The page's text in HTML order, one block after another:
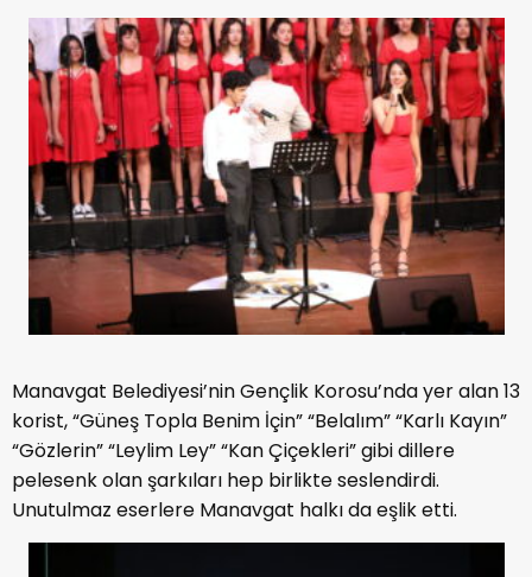
Manavgat Belediyesi’nin Gençlik Korosu’nda yer alan 13
korist, “Güneş Topla Benim İçin” “Belalım” “Karlı Kayın”
“Gözlerin” “Leylim Ley” “Kan Çiçekleri” gibi dillere
pelesenk olan şarkıları hep birlikte seslendirdi.
Unutulmaz eserlere Manavgat halkı da eşlik etti.